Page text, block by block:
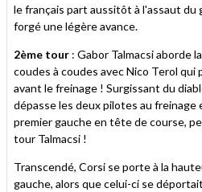
le français part aussitôt à l'assaut
forgé une légère avance.
2ème tour : Gabor Talmacsi aborde
coudes à coudes avec Nico Terol qui
avant le freinage ! Surgissant du
dépasse les deux pilotes au freinage
premier gauche en tête de course,
tour Talmacsi !
Transcendé, Corsi se porte à la
gauche, alors que celui-ci se